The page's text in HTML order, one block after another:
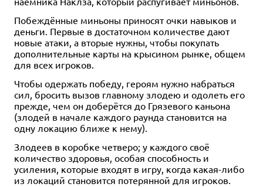
Побеждённые миньоны приносят очки навыков и
деньги. Первые в достаточном количестве дают
новые атаки, а вторые нужны, чтобы покупать
дополнительные карты на крысином рынке, общем
для всех игроков.
Чтобы одержать победу, героям нужно набраться
сил, бросить вызов главному злодею и одолеть его
прежде, чем он доберётся до Грязевого каньона
(злодей в начале каждого раунда становится на
одну локацию ближе к нему).
Злодеев в коробке четверо; у каждого своё
количество здоровья, особая способность и
усиления, которые входят в игру, когда какая-либо
из локаций становится потерянной для игроков.